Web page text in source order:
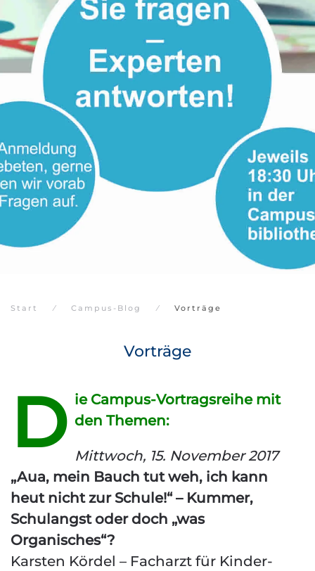
Start Campus-Blog Vorträge
Vorträge
D ie Campus-Vortragsreihe mit
den Themen:
Mittwoch, 15. November 2017
„Aua, mein Bauch tut weh, ich kann
heut nicht zur Schule!“ – Kummer,
Schulangst oder doch „was
Organisches“?
Karsten Kördel – Facharzt für Kinder-